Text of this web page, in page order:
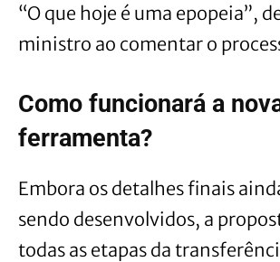
“O que hoje é uma epopeia”,
ministro ao comentar o
Como funcionará a
ferramenta?
Embora os detalhes finais
sendo desenvolvidos, a
todas as etapas da